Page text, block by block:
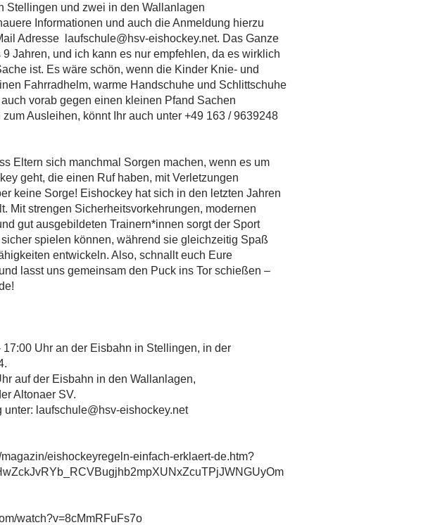
Stellingen und zwei in den Wallanlagen
Informationen und auch die Anmeldung hierzu
Adresse
laufschule@hsv-eishockey.net. Das Ganze
Jahren, und ich kann es nur empfehlen, da es wirklich
ist. Es wäre schön, wenn die Kinder Knie- und
Fahrradhelm, warme Handschuhe und Schlittschuhe
vorab gegen einen kleinen Pfand Sachen
Ausleihen, könnt Ihr auch unter +49 163 / 9639248
Eltern sich manchmal Sorgen machen, wenn es um
geht, die einen Ruf haben, mit Verletzungen
keine Sorge! Eishockey hat sich in den letzten Jahren
Mit strengen Sicherheitsvorkehrungen, modernen
gut ausgebildeten Trainern*innen sorgt der Sport
spielen können, während sie gleichzeitig Spaß
entwickeln. Also, schnallt euch Eure
lasst uns gemeinsam den Puck ins Tor schießen –
17:00 Uhr an der Eisbahn in Stellingen, in der
auf der Eisbahn in den Wallanlagen,
Altonaer SV.
unter: laufschule@hsv-eishockey.net
eishockeyregeln-einfach-erklaert-de.htm?
watch?v=8cMmRFuFs7o